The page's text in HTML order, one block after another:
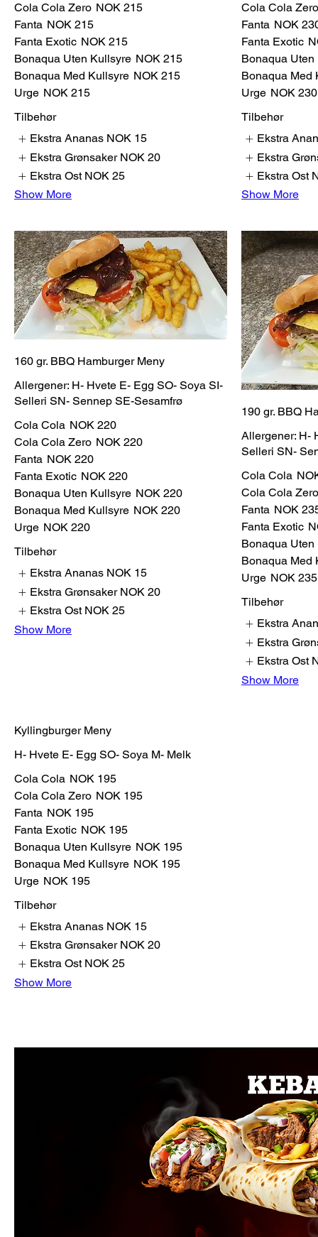
Cola Cola Zero NOK 215
Fanta NOK 215
Fanta Exotic NOK 215
Bonaqua Uten Kullsyre NOK 215
Bonaqua Med Kullsyre NOK 215
Urge NOK 215
Tilbehør
Ekstra Ananas NOK 15
Ekstra Grønsaker NOK 20
Ekstra Ost NOK 25
Show More
Cola Cola Zero
Fanta NOK
Fanta Exotic
Bonaqua Uten
Bonaqua Med
Urge NOK 230
Tilbehør
Ekstra
Ekstra
Ekstra Ost
Show More
160 gr. BBQ Hamburger Meny
Allergener: H- Hvete E- Egg SO- Soya SI-
Selleri SN- Sennep SE-Sesamfrø
Cola Cola NOK 220
Cola Cola Zero NOK 220
Fanta NOK 220
Fanta Exotic NOK 220
Bonaqua Uten Kullsyre NOK 220
Bonaqua Med Kullsyre NOK 220
Urge NOK 220
Tilbehør
Ekstra Ananas NOK 15
Ekstra Grønsaker NOK 20
Ekstra Ost NOK 25
Show More
190 gr. BBQ
Allergener: H-
Selleri SN-
Cola Cola
Cola Cola Zero
Fanta NOK
Fanta Exotic
Bonaqua Uten
Bonaqua Med
Urge NOK 235
Tilbehør
Ekstra
Ekstra
Ekstra Ost
Show More
Kyllingburger Meny
H- Hvete E- Egg SO- Soya M- Melk
Cola Cola NOK 195
Cola Cola Zero NOK 195
Fanta NOK 195
Fanta Exotic NOK 195
Bonaqua Uten Kullsyre NOK 195
Bonaqua Med Kullsyre NOK 195
Urge NOK 195
Tilbehør
Ekstra Ananas NOK 15
Ekstra Grønsaker NOK 20
Ekstra Ost NOK 25
Show More